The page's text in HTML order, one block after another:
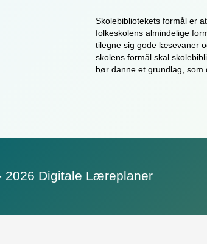
Skolebibliotekets formål er
folkeskolens almindelige
tilegne sig gode læsevaner
skolens formål skal
bør danne et grundlag, som
2026 Digitale Læreplaner